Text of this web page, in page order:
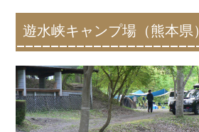
遊水峡キャンプ場（熊本県）